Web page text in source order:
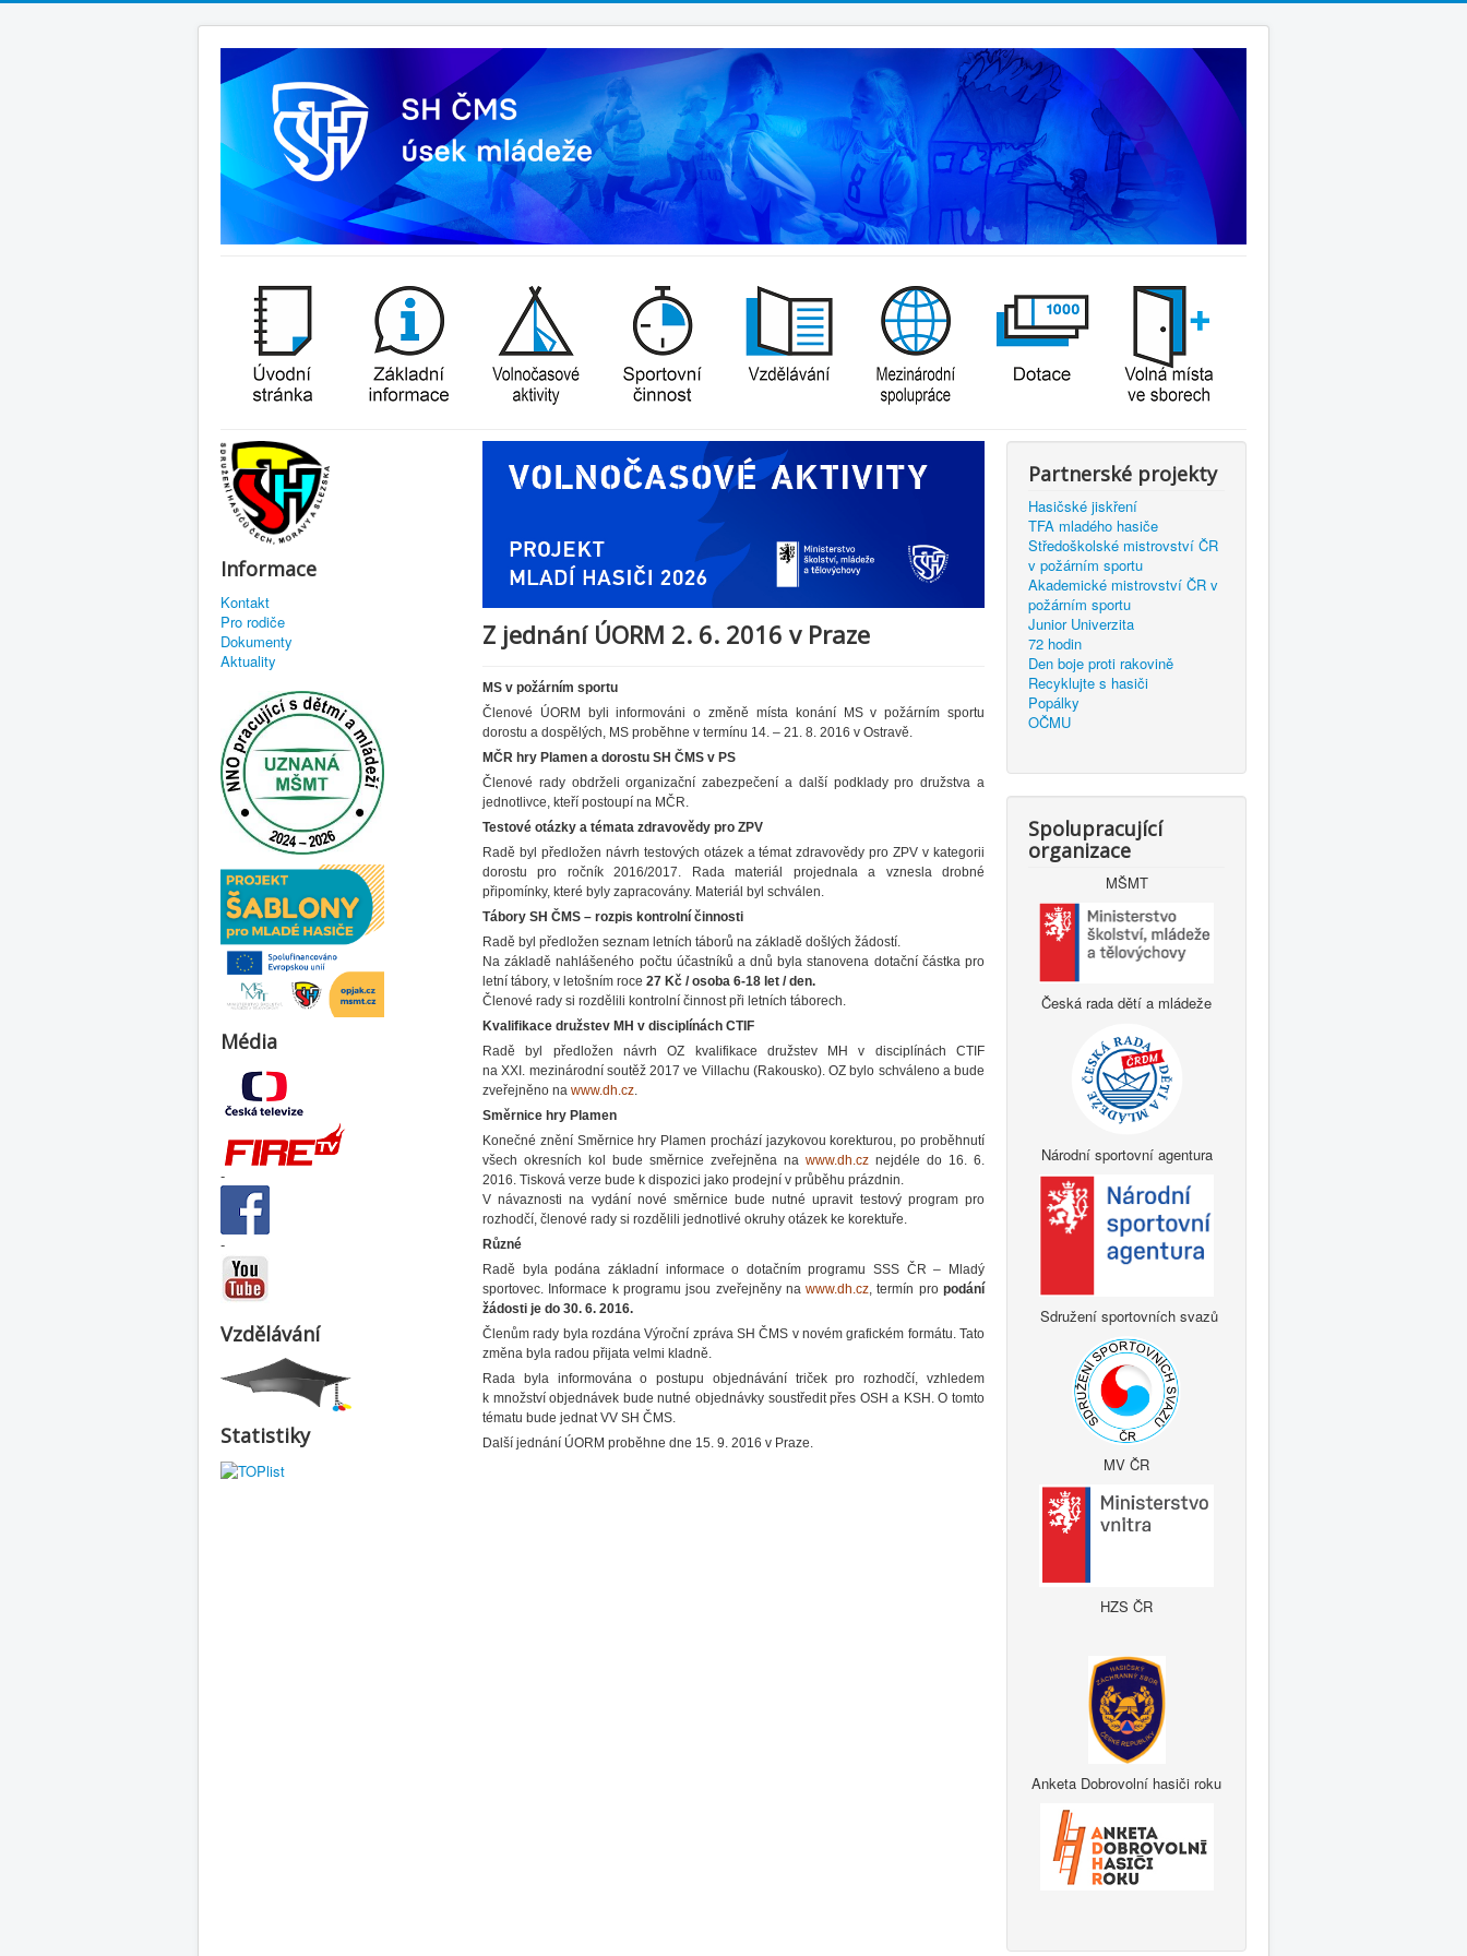
Informace
Kontakt
Pro rodiče
Dokumenty
Aktuality
Média
-
-
Vzdělávání
Statistiky
Z jednání ÚORM 2. 6. 2016 v Praze
MS v požárním sportu
Členové ÚORM byli informováni o změně místa konání MS v požárním sportu
dorostu a dospělých, MS proběhne v termínu 14. – 21. 8. 2016 v Ostravě.
MČR hry Plamen a dorostu SH ČMS v PS
Členové rady obdrželi organizační zabezpečení a další podklady pro družstva a
jednotlivce, kteří postoupí na MČR.
Testové otázky a témata zdravovědy pro ZPV
Radě byl předložen návrh testových otázek a témat zdravovědy pro ZPV v kategorii
dorostu pro ročník 2016/2017. Rada materiál projednala a vznesla drobné
připomínky, které byly zapracovány. Materiál byl schválen.
Tábory SH ČMS – rozpis kontrolní činnosti
Radě byl předložen seznam letních táborů na základě došlých žádostí.
Na základě nahlášeného počtu účastníků a dnů byla stanovena dotační částka pro
letní tábory, v letošním roce 27 Kč / osoba 6-18 let / den.
Členové rady si rozdělili kontrolní činnost při letních táborech.
Kvalifikace družstev MH v disciplínách CTIF
Radě byl předložen návrh OZ kvalifikace družstev MH v disciplínách CTIF
na XXI. mezinárodní soutěž 2017 ve Villachu (Rakousko). OZ bylo schváleno a bude
zveřejněno na www.dh.cz
Směrnice hry Plamen
Konečné znění Směrnice hry Plamen prochází jazykovou korekturou, po proběhnutí
všech okresních kol bude směrnice zveřejněna na www.dh.cz nejdéle do 16. 6.
2016. Tisková verze bude k dispozici jako prodejní v průběhu prázdnin.
V návaznosti na vydání nové směrnice bude nutné upravit testový program pro
rozhodčí, členové rady si rozdělili jednotlivé okruhy otázek ke korektuře.
Různé
Radě byla podána základní informace o dotačním programu SSS ČR – Mladý
sportovec. Informace k programu jsou zveřejněny nawww.dh.cz , termín propodání
žádosti je do 30. 6. 2016.
Členům rady byla rozdána Výroční zpráva SH ČMS v novém grafickém formátu. Tato
změna byla radou přijata velmi kladně.
Rada byla informována o postupu objednávání triček pro rozhodčí, vzhledem
k množství objednávek bude nutné objednávky soustředit přes OSH a KSH. O tomto
tématu bude jednat VV SH ČMS.
Další jednání ÚORM proběhne dne 15. 9. 2016 v Praze.
Partnerské projekty
Hasičské jiskření
TFA mladého hasiče
Středoškolské mistrovství ČR
v požárním sportu
Akademické mistrovství ČR v
požárním sportu
Junior Univerzita
72 hodin
Den boje proti rakovině
Recyklujte s hasiči
Popálky
OČMU
Spolupracující
organizace
MŠMT
Česká rada dětí a mládeže
Národní sportovní agentura
Sdružení sportovních svazů
MV ČR
HZS ČR
Anketa Dobrovolní hasiči roku